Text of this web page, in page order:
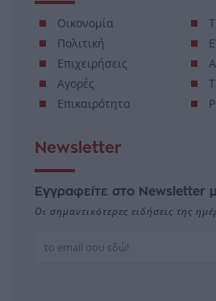
Οικονομία
Πολιτική
Επιχειρήσεις
Αγορές
Επικαιρότητα
Newsletter
Εγγραφείτε στο Newsletter
Οι σημαντικότερες ειδήσεις της